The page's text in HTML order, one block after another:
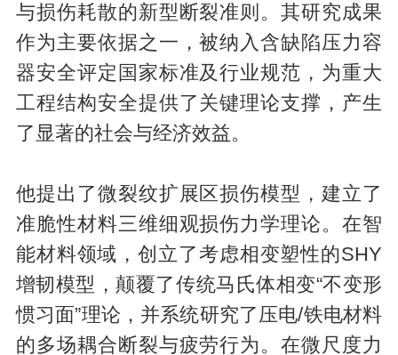
与损伤耗散的新型断裂准则。其研究成果
作为主要依据之一，被纳入含缺陷压力容
器安全评定国家标准及行业规范，为重大
工程结构安全提供了关键理论支撑，产生
了显著的社会与经济效益。
他提出了微裂纹扩展区损伤模型，建立了
准脆性材料三维细观损伤力学理论。在智
能材料领域，创立了考虑相变塑性的SHY
增韧模型，颠覆了传统马氏体相变“不变形
惯习面”理论，并系统研究了压电/铁电材料
的多场耦合断裂与疲劳行为。在微尺度力